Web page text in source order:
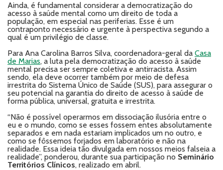
Ainda, é fundamental considerar a democratização do
acesso à saúde mental como um direito de toda a
população, em especial nas periferias. Esse é um
contraponto necessário e urgente à perspectiva segundo a
qual é um privilégio de classe.
Para Ana Carolina Barros Silva, coordenadora-geral da Casa
de Marias, a luta pela democratização do acesso à saúde
mental precisa ser sempre coletiva e antirracista. Assim
sendo, ela deve ocorrer também por meio de defesa
irrestrita do Sistema Único de Saúde (SUS), para assegurar o
seu potencial na garantia do direito de acesso à saúde de
forma pública, universal, gratuita e irrestrita.
“Não é possível operarmos em dissociação ilusória entre o
eu e o mundo, como se esses fossem entes absolutamente
separados e em nada estariam implicados um no outro, e
como se fôssemos forjados em laboratório e não na
realidade. Essa ideia tão divulgada em nossos meios falseia a
realidade”, ponderou, durante sua participação no Seminário
Territórios Clínicos, realizado em abril.